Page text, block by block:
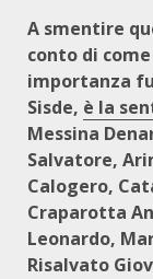
A smentire
conto di
importanza
Sisde, è la
Messina
Salvatore,
Calogero,
Craparotta
Leonardo,
Risalvato